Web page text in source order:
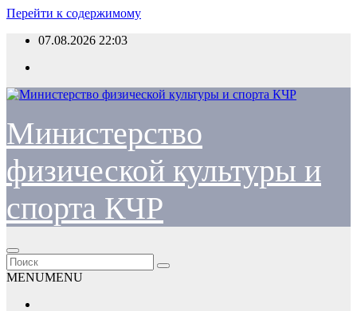
Перейти к содержимому
07.08.2026 22:03
Министерство
физической культуры и
спорта КЧР
MENUMENU